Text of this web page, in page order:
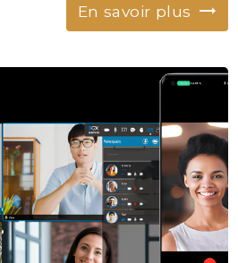
En savoir plus